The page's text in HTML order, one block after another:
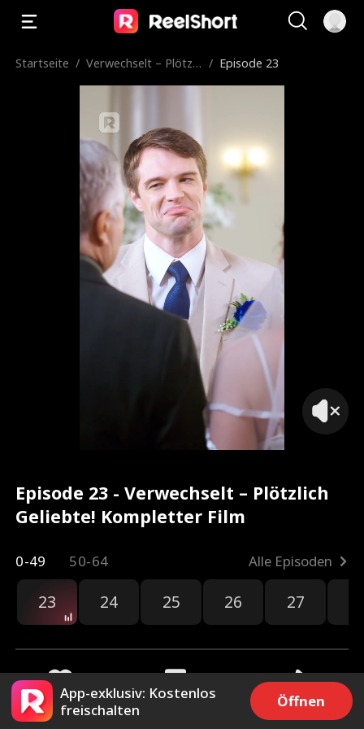
Startseite / Verwechselt – Plötzli
/ Episode 23
Episode 23 - Verwechselt – Plötzlich
Geliebte! Kompletter Film
0-49 50-64 Alle Episoden
23 24 25 26 27
3.9k Teilen
App-exklusiv: Kostenlos
freischalten
Öffnen